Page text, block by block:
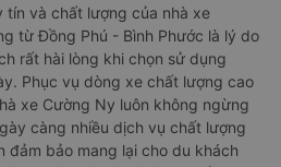
tín và chất lượng của nhà xe
từ Đồng Phú - Bình Phước là lý do
rất hài lòng khi chọn sử dụng
Phục vụ dòng xe chất lượng cao
xe Cường Ny luôn không ngừng
càng nhiều dịch vụ chất lượng
đảm bảo mang lại cho du khách